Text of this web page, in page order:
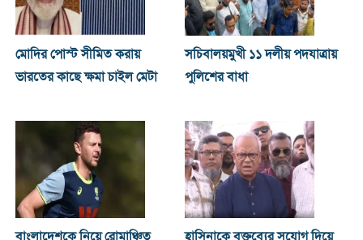
মোদির পোস্ট সীমিত করায়
ভারতের কাছে ক্ষমা চাইল মেটা
সচিবালয়মুখী ১১ দলীয় পদযাত্রায়
পুলিশের বাধা
বাংলাদেশকে নিয়ে রোমাঞ্চিত
হাসিনাকে বক্তব্যের সুযোগ দিয়ে